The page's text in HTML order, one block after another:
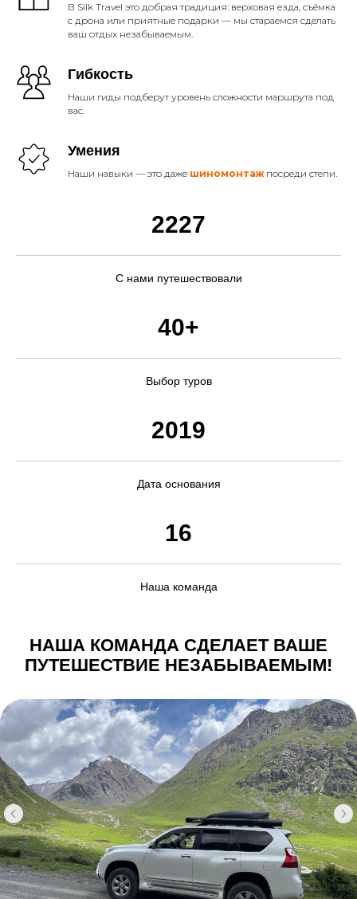
В Silk Travel это добрая традиция: верховая езда, съёмка
с дрона или приятные подарки — мы стараемся сделать
ваш отдых незабываемым.
Гибкость
Наши гиды подберут уровень сложности маршрута под
вас.
Умения
Наши навыки — это даже шиномонтаж посреди степи.
2227
С нами путешествовали
40+
Выбор туров
2019
Дата основания
16
Наша команда
НАША КОМАНДА СДЕЛАЕТ ВАШЕ
ПУТЕШЕСТВИЕ НЕЗАБЫВАЕМЫМ!